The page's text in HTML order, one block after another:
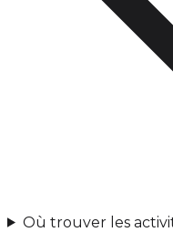
Où trouver les